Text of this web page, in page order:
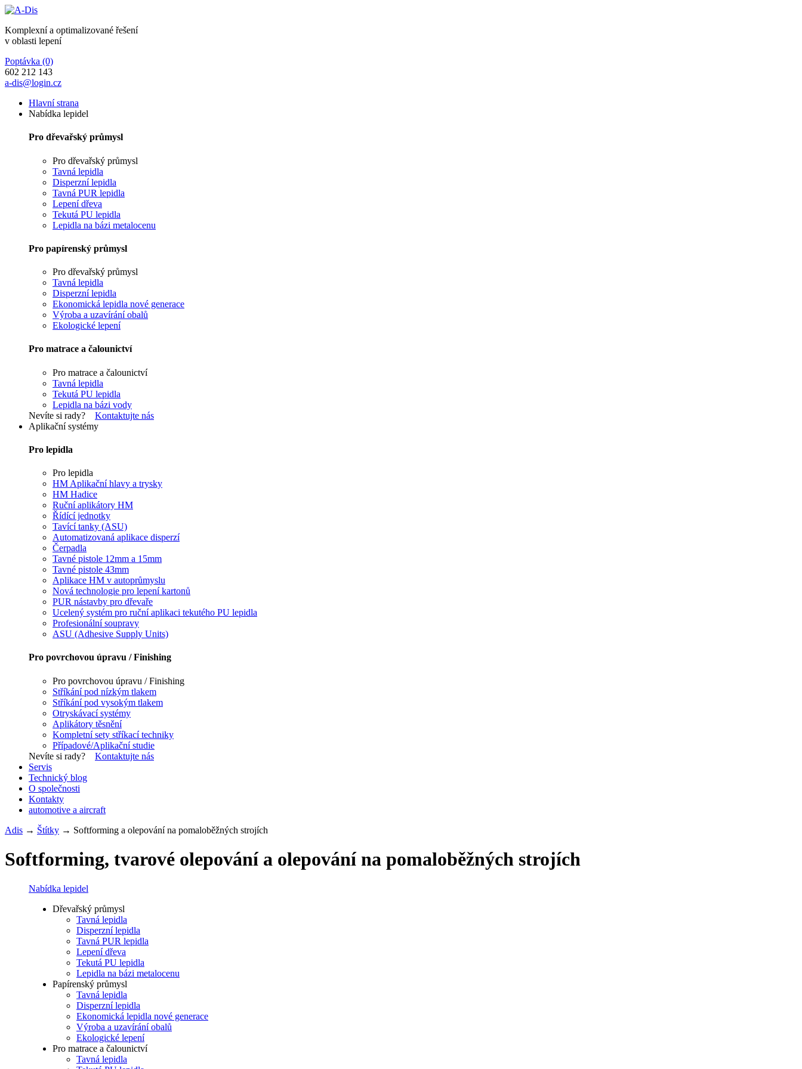
Komplexní a optimalizované řešení
v oblasti lepení
Poptávka (0)
602 212 143
a-dis@login.cz
Hlavní strana
Nabídka lepidel
Pro dřevařský průmysl
Pro dřevařský průmysl
Tavná lepidla
Disperzní lepidla
Tavná PUR lepidla
Lepení dřeva
Tekutá PU lepidla
Lepidla na bázi metalocenu
Pro papírenský průmysl
Pro dřevařský průmysl
Tavná lepidla
Disperzní lepidla
Ekonomická lepidla nové generace
Výroba a uzavírání obalů
Ekologické lepení
Pro matrace a čalounictví
Pro matrace a čalounictví
Tavná lepidla
Tekutá PU lepidla
Lepidla na bázi vody
Nevíte si rady? Kontaktujte nás
Aplikační systémy
Pro lepidla
Pro lepidla
HM Aplikační hlavy a trysky
HM Hadice
Ruční aplikátory HM
Řídící jednotky
Tavící tanky (ASU)
Automatizovaná aplikace disperzí
Čerpadla
Tavné pistole 12mm a 15mm
Tavné pistole 43mm
Aplikace HM v autoprůmyslu
Nová technologie pro lepení kartonů
PUR nástavby pro dřevaře
Ucelený systém pro ruční aplikaci tekutého PU lepidla
Profesionální soupravy
ASU (Adhesive Supply Units)
Pro povrchovou úpravu / Finishing
Pro povrchovou úpravu / Finishing
Stříkání pod nízkým tlakem
Stříkání pod vysokým tlakem
Otryskávací systémy
Aplikátory těsnění
Kompletní sety stříkací techniky
Případové/Aplikační studie
Nevíte si rady? Kontaktujte nás
Servis
Technický blog
O společnosti
Kontakty
automotive a aircraft
Adis → Štítky → Softforming a olepování na pomaloběžných strojích
Softforming, tvarové olepování a olepování na pomaloběžných strojích
Nabídka lepidel
Dřevařský průmysl
Tavná lepidla
Disperzní lepidla
Tavná PUR lepidla
Lepení dřeva
Tekutá PU lepidla
Lepidla na bázi metalocenu
Papírenský průmysl
Tavná lepidla
Disperzní lepidla
Ekonomická lepidla nové generace
Výroba a uzavírání obalů
Ekologické lepení
Pro matrace a čalounictví
Tavná lepidla